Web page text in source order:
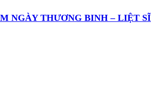
NGÀY THƯƠNG BINH – LIỆT SĨ